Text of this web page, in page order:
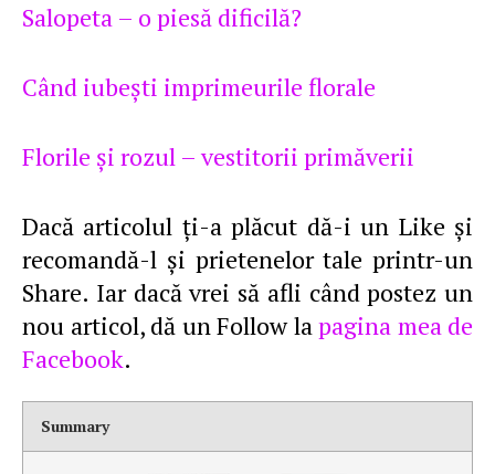
Salopeta – o piesă dificilă?
Când iubeşti imprimeurile florale
Florile şi rozul – vestitorii primăverii
Dacă articolul ţi-a plăcut dă-i un Like şi
recomandă-l şi prietenelor tale printr-un
Share. Iar dacă vrei să afli când postez un
nou articol, dă un Follow lapagina mea de
Facebook.
Summary